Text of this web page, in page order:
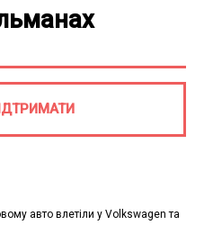
авто влетіли у Volkswagen та